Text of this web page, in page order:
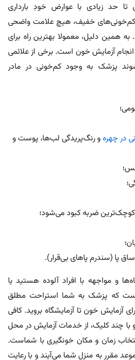
تا حد زیادی با عوارض خودِ بارداری
کم‌خونی‌های خفیف، هیچ علامت واضحی
همین دلیل، معمولا بهترین راه برای
آزمایش خون است. برخی از علائمی
پزشک به وجود کم‌خونی در مادر
در چهرهو رنگ‌پریدگی لب‌ها، پوست و
ضربه کبود می‌شود؛
پا (سندرم پاهای بی‌قرار).
و مواجهه با افراد آلوده هستید یا
است که پزشک به شما استراحت مطلق
آزمایش خون تا آزمایشگاه بروید. کافی
با چند کلیک، از خدمات آزمایش در محل
زمان و مکان خونگیری با شماست.
مقرر به منزل شما می‌آیند و با رعایت